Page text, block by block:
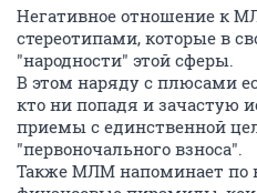
Негативное отношение к
стереотипами, которые в
"народности" этой сферы.
В этом наряду с плюсами
кто ни попадя и зачастую
приемы с единственной
"первоночального взноса".
Также МЛМ напоминает по